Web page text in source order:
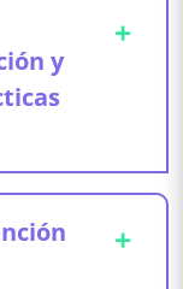
y Lic.
Soledad
Marchesi
y
+
y Dra.
+